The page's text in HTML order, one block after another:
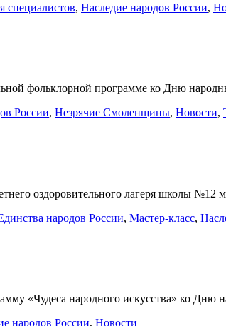
специалистов, Наследие народов России,
фольклорной программе ко Дню
России, Незрячие Смоленщины, Новости,
оздоровительного лагеря школы
народов России, Мастер-класс,
«Чудеса народного искусства» ко
народов России, Новости